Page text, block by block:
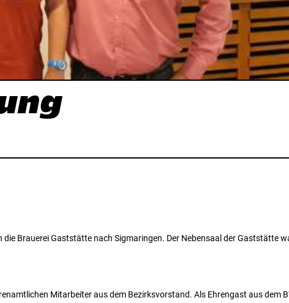
Brauerei Gaststätte nach Sigmaringen. Der Nebensaal der Gaststätte
Mitarbeiter aus dem Bezirksvorstand. Als Ehrengast aus dem